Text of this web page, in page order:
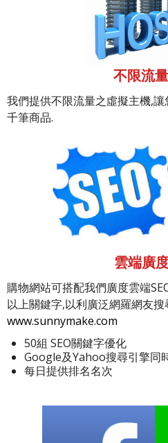
不限流
我們提供不限流量之虛擬主機,
千筆商品.
雲端廣
購物網站可搭配我們廣度雲端
以上關鍵字,以利廣泛網羅網友
www.sunnymake.com
50組 SEO關鍵字優化
Google及Yahoo搜尋引擎同
每日提供排名名次